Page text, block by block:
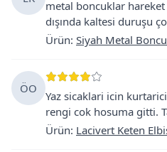
metal boncuklar hareket
dışında kaltesi duruşu
Ürün: Siyah Metal
ÖO
Yaz sicaklari icin
rengi cok hosuma gitti.
Ürün: Lacivert Keten